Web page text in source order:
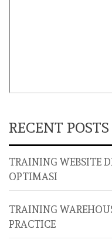
RECENT POSTS
TRAINING WEBSITE
OPTIMASI
TRAINING
PRACTICE